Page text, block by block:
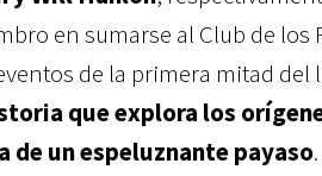
en sumarse al Club de los
de la primera mitad del
que explora los
de un espeluznante payaso.